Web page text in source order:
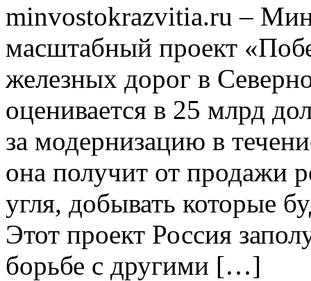
minvostokrazvitia.ru –
масштабный проект
железных дорог в
оценивается в 25 млрд
за модернизацию в
она получит от продажи
угля, добывать которые
Этот проект Россия
борьбе с другими […]